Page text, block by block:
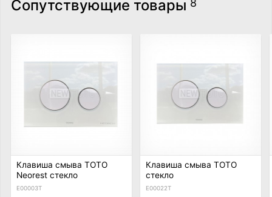
Сопутствующие товары 8
Клавиша смыва TOTO
Neorest стекло
E00003T
Клавиша смыва TOTO
стекло
E00022T